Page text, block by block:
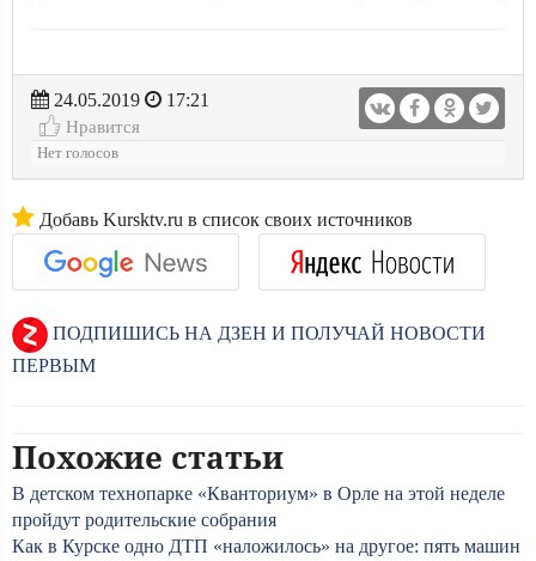
24.05.2019
17:21
Нравится
Нет голосов
Добавь Kursktv.ru в список своих источников
ПОДПИШИСЬ НА ДЗЕН И ПОЛУЧАЙ НОВОСТИ
ПЕРВЫМ
Похожие статьи
В детском технопарке «Кванториум» в Орле на этой неделе
пройдут родительские собрания
Как в Курске одно ДТП «наложилось» на другое: пять машин